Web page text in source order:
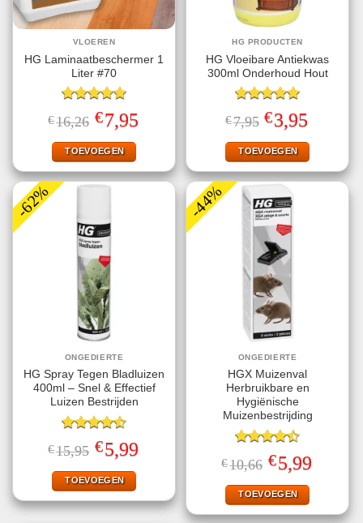
VLOEREN
HG Laminaatbeschermer 1
Liter #70
Gewaardeerd
5.00uit 5
€16,26 Oorspronkelijke
prijs
was:
€16,26.
€7,95prijs
TOEVOEGEN
HG PRODUCTEN
HG Vloeibare Antiekwas
300ml Onderhoud Hout
Gewaardeerd
5.00uit 5
€7,95 Oorspronkelijke
prijs
was:
€7,95.
€3,95
is:
€3,95.
TOEVOEGEN
-62%
ONGEDIERTE
HG Spray Tegen Bladluizen
400ml – Snel & Effectief
Luizen Bestrijden
Gewaardeerd
4.56uit 5
€15,95 Oorspronkelijke
prijs
was:
€15,95.
€5,99Huidige
prijs
TOEVOEGEN
-44%
ONGEDIERTE
HGX Muizenval
Herbruikbare en
Hygiënische
Muizenbestrijding
Gewaardeerd
4.47uit 5
€10,66 Oorspronkelijke
prijs
was:
€10,66.
€5,99Huidige
prijs
TOEVOEGEN